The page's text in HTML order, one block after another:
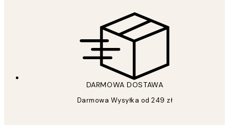
DARMOWA DOSTAWA
Darmowa Wysyłka od 249 zł